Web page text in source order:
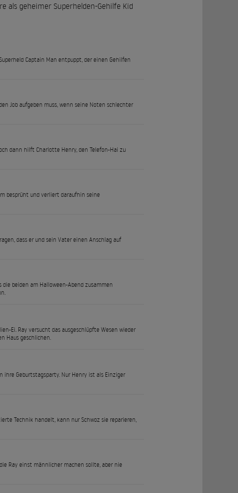
als geheimer Superhelden-Gehilfe Kid
Captain Man entpuppt, der einen Gehilfen
Job aufgeben muss, wenn seine Noten schlechter
dann hilft Charlotte Henry, den Telefon-Hai zu
besprüht und verliert daraufhin seine
dass er und sein Vater einen Anschlag auf
die beiden am Halloween-Abend zusammen
Ei. Ray versucht das ausgeschlüpfte Wesen wieder
Haus geschlichen.
ihre Geburtstagsparty. Nur Henry ist als Einziger
Technik handelt, kann nur Schwoz sie reparieren,
Ray einst männlicher machen sollte, aber nie